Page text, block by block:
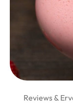
Over
Reviews &